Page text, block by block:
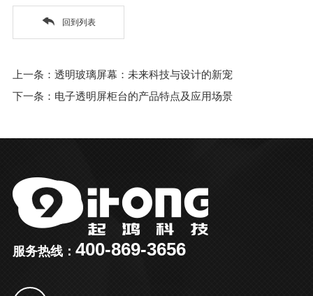
回到列表
上一条：透明玻璃屏幕：未来科技与设计的新宠
下一条：电子透明屏柜台的产品特点及应用场景
服务热线： 400-869-3656